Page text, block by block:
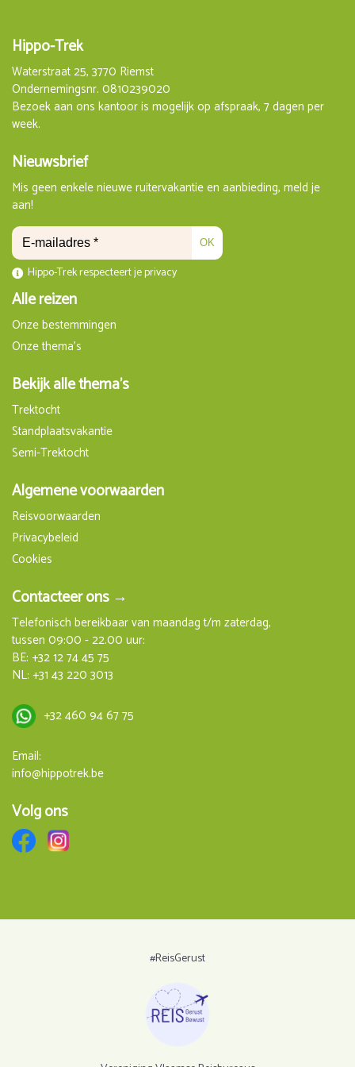
Hippo-Trek
Waterstraat 25, 3770 Riemst
Ondernemingsnr. 0810239020
Bezoek aan ons kantoor is mogelijk op afspraak, 7 dagen per
week.
Nieuwsbrief
Mis geen enkele nieuwe ruitervakantie en aanbieding, meld je
aan!
OK
Hippo-Trek respecteert je privacy
Alle reizen
Onze bestemmingen
Onze thema's
Bekijk alle thema's
Trektocht
Standplaatsvakantie
Semi-Trektocht
Algemene voorwaarden
Reisvoorwaarden
Privacybeleid
Cookies
Contacteer ons →
Telefonisch bereikbaar van maandag t/m zaterdag,
tussen 09:00 - 22.00 uur:
BE: +32 12 74 45 75
NL: +31 43 220 3013
+32 460 94 67 75
Email:
info@hippotrek.be
Volg ons
#ReisGerust